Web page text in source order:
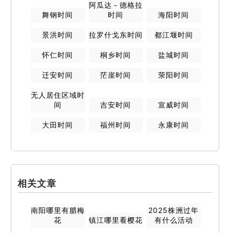
舞钢时间
阿瓜达－德格拉
时间
海阳时间
景洪时间 拉罗什戈东时间 都江堰时间
怀仁时间 桐乡时间 盐城时间
迁安时间 茫崖时间 荥阳时间
无人居住区域时
间
吉安时间 宣威时间
大田 时间 福州时间 永康时间
相关文章
南阳哪里有腊梅
花
镇江哪里看樱花
2025株洲过年
有什么活动